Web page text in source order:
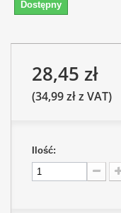
Dostępny
28,45 zł
(34,99 zł z VAT)
Ilość: